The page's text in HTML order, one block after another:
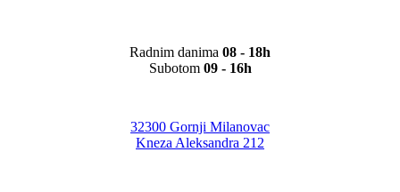
Radnim danima 08 - 18h
Subotom 09 - 16h
32300 Gornji Milanovac
Kneza Aleksandra 212